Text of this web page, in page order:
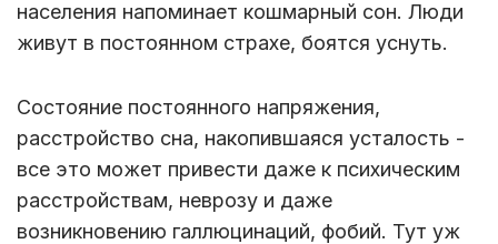
населения напоминает кошмарный сон. Люди
живут в постоянном страхе, боятся уснуть.
Состояние постоянного напряжения,
расстройство сна, накопившаяся усталость -
все это может привести даже к психическим
расстройствам, неврозу и даже
возникновению галлюцинаций, фобий. Тут уж